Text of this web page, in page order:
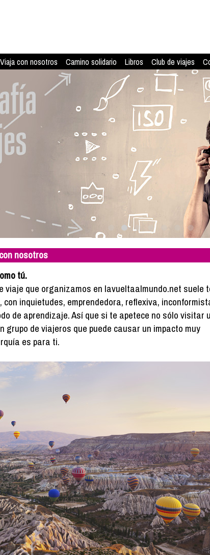
Viaja con nosotros Camino solidario Libros Club de viajes
nosotros
tú.
viaje que organizamos en lavueltaalmundo.net suele
inquietudes, emprendedora, reflexiva,
de aprendizaje. Así que si te apetece no sólo visitar
grupo de viajeros que puede causar un impacto muy
es para ti.